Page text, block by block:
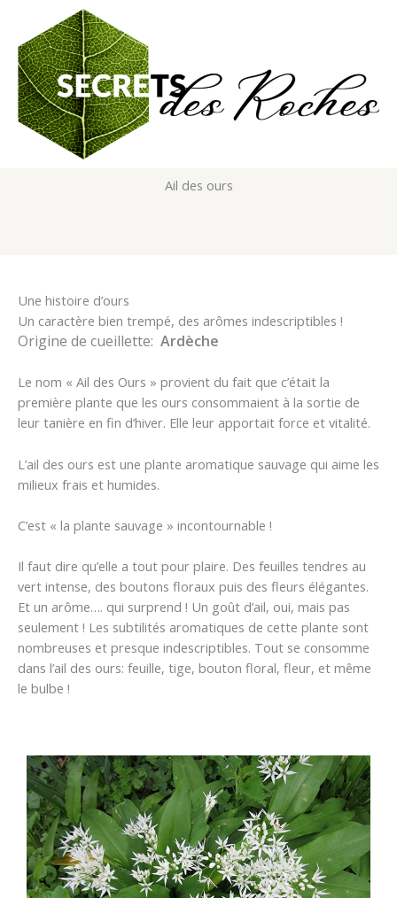
contenu
Ail des ours
Une histoire d’ours
Un caractère bien trempé, des arômes indescriptibles !
Origine de cueillette: Ardèche
Le nom « Ail des Ours » provient du fait que c’était la
première plante que les ours consommaient à la sortie de
leur tanière en fin d’hiver. Elle leur apportait force et vitalité.
L’ail des ours est une plante aromatique sauvage qui aime les
milieux frais et humides.
C’est « la plante sauvage » incontournable !
Il faut dire qu’elle a tout pour plaire. Des feuilles tendres au
vert intense, des boutons floraux puis des fleurs élégantes.
Et un arôme…. qui surprend ! Un goût d’ail, oui, mais pas
seulement ! Les subtilités aromatiques de cette plante sont
nombreuses et presque indescriptibles. Tout se consomme
dans l’ail des ours: feuille, tige, bouton floral, fleur, et même
le bulbe !